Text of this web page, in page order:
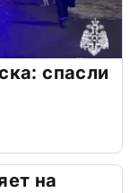
спасли
на